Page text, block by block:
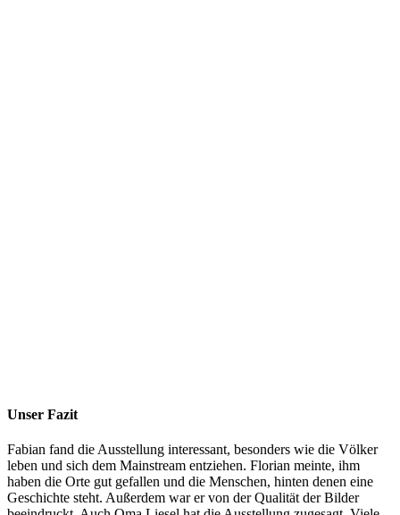
Unser Fazit
Fabian fand die Ausstellung interessant, besonders wie die Völker
leben und sich dem Mainstream entziehen. Florian meinte, ihm
haben die Orte gut gefallen und die Menschen, hinten denen eine
Geschichte steht. Außerdem war er von der Qualität der Bilder